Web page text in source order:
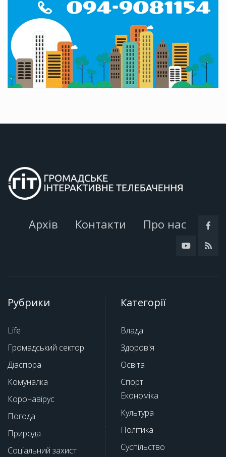
Архів Контакти Про нас
Рубрики
Life
Громадський сектор
Діаспора
Комуналка
Коронавірус
Погода
Природа
Соціальний захист
Категорії
Влада
Здоров'я
Освіта
Спорт
Економіка
Культура
Політика
Суспільство